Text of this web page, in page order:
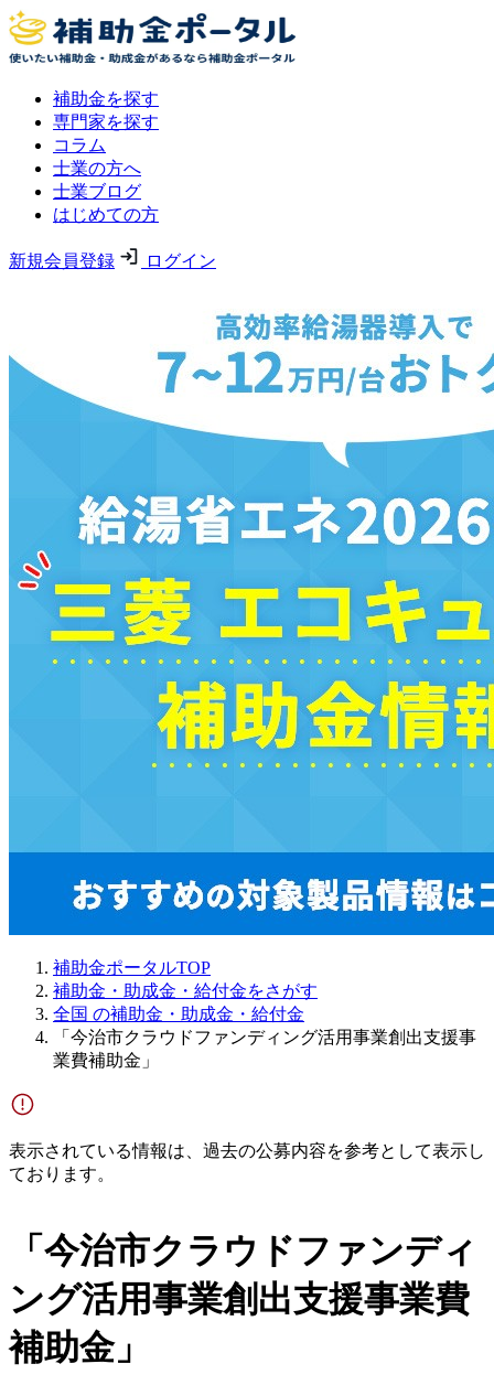
補助金を探す
専門家を探す
コラム
士業の方へ
士業ブログ
はじめての方
新規会員登録 ログイン
補助金ポータルTOP
補助金・助成金・給付金をさがす
全国 の補助金・助成金・給付金
「今治市クラウドファンディング活用事業創出支援事
業費補助金」
表示されている情報は、過去の公募内容を参考として表示し
ております。
「今治市クラウドファンディ
ング活用事業創出支援事業費
補助金」